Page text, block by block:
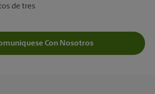
de tres
Con Nosotros